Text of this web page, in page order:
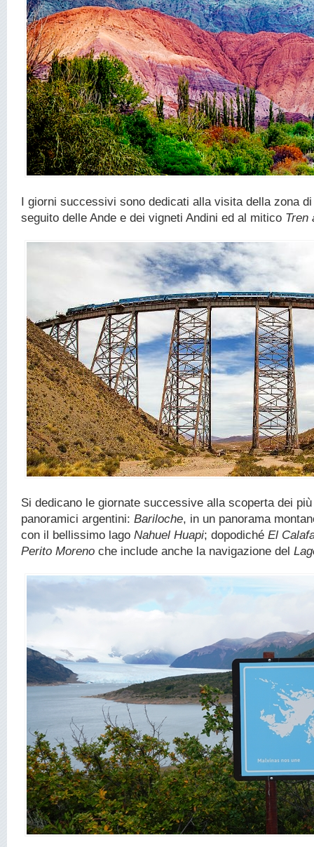
I giorni successivi sono dedicati alla visita della zona
seguito delle Ande e dei vigneti Andini ed al mitico Tren
Si dedicano le giornate successive alla scoperta dei
panoramici argentini: Bariloche, in un panorama
con il bellissimo lago Nahuel Huapi; dopodiché El
Perito Moreno che include anche la navigazione del